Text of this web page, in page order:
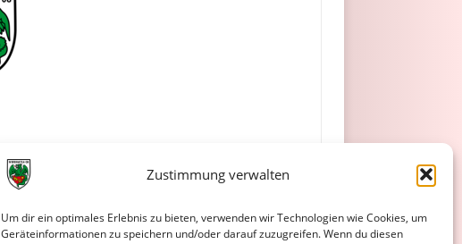
Zustimmung verwalten
Um dir ein optimales Erlebnis zu bieten, verwenden wir Technologien wie Cookies, um
Geräteinformationen zu speichern und/oder darauf zuzugreifen. Wenn du diesen